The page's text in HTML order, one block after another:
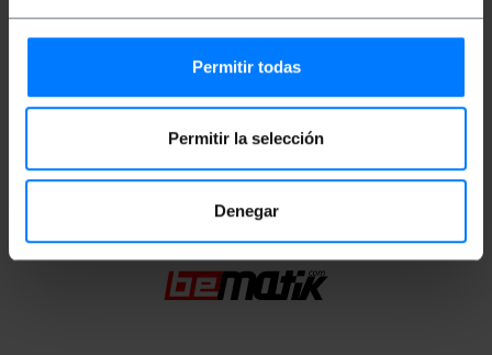
Permitir todas
Permitir la selección
Denegar
Mides del producte (ample x profunditat x
alçada): 12.0 x 0.7 x 16.0 cm
Mides del paquet: 16.0 x 12.0 x 0.7 cm